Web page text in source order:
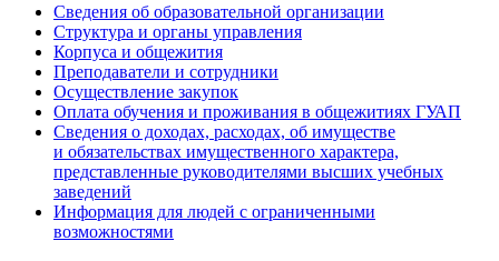
Сведения об образовательной организации
Структура и органы управления
Корпуса и общежития
Преподаватели и сотрудники
Осуществление закупок
Оплата обучения и проживания в общежитиях ГУАП
Сведения о доходах, расходах, об имуществе
и обязательствах имущественного характера,
представленные руководителями высших учебных
заведений
Информация для людей с ограниченными
возможностями